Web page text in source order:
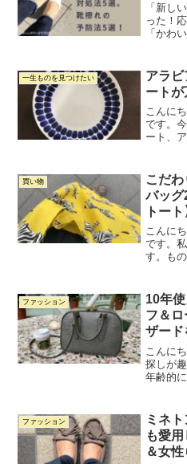
「新し
った！
「かわ
るのが
つきも
いくも
覧いた
一生ものを見つけたい
アラ
ートが
こんに
です。
ート、
動的に
躍して
買い物
こだ
バッ
トート
こんに
です。
す。も
持ち物
「持っ
ファッション
10年
フ＆ロ
ザード
こんに
探しが
年齢的
い」「
ド物じ
ンドの
んなこ
ファッション
ミネ
も愛
＆女性